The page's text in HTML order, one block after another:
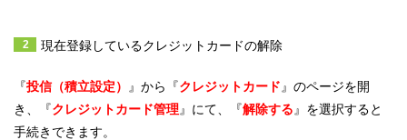
現在登録しているクレジットカードの解除
『投信（積立設定） 』から『クレジットカード 』のページを開
き、『クレジットカード管理』にて、『解除する 』を選択すると
手続きできます。